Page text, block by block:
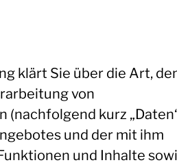
klärt Sie über die Art,
von
(nachfolgend kurz
und der mit ihm
und Inhalte